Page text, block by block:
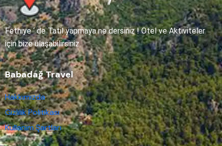
Fethiye ‘ de Tatil yapmaya ne dersiniz ! Otel ve Aktiviteler
için bize ulaşabilirsiniz.
Babadağ Travel
Hakkımızda
Gizlilik Politikası
Kullanım Şartları